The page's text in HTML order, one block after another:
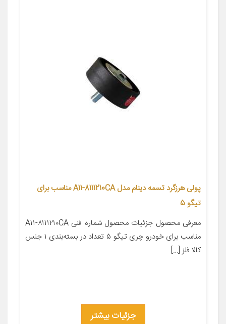
پولی هرزگرد تسمه دینام مدل A11-8111210CA مناسب برای
تیگو 5
معرفی محصول جزئیات محصول شماره فنی A۱۱-۸۱۱۱۲۱۰CA
مناسب برای خودرو چری تیگو ۵ تعداد در بسته‌بندی ۱ جنس
کالا فلز […]
جزئیات بیشتر